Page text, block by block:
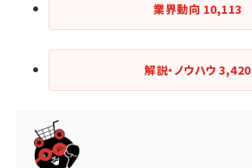
業界動向 10,113
解説・ノウハウ3,420